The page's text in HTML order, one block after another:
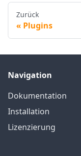
Zurück
Plugins
Navigation
Dokumentation
Installation
Lizenzierung